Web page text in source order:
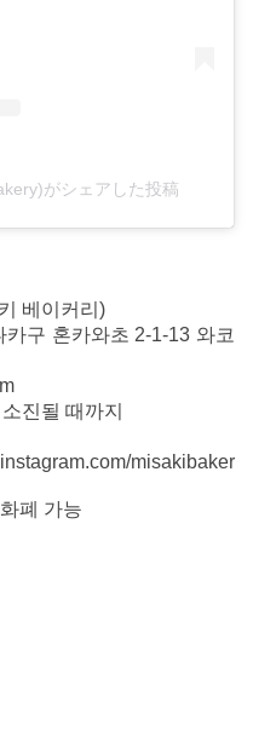
がシェアした投稿
베이커리)
구 혼카와초 2-1-13 와코
진될 때까지
misakibaker
폐 가능